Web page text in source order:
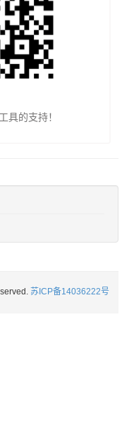
具的支持！
苏ICP备14036222号